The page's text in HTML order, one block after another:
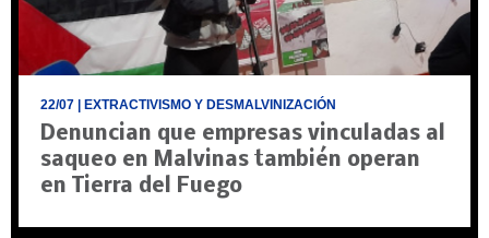
22/07 | EXTRACTIVISMO Y DESMALVINIZACIÓN
Denuncian que empresas vinculadas al
saqueo en Malvinas también operan
en Tierra del Fuego